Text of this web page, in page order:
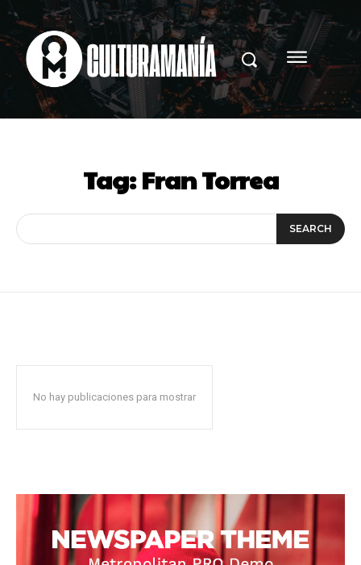
Tag:Fran Torrea
SEARCH
No hay publicaciones para mostrar